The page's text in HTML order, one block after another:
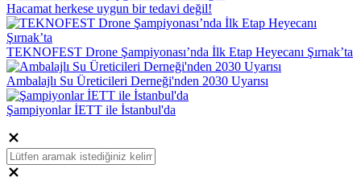
Hacamat herkese uygun bir tedavi değil!
TEKNOFEST Drone Şampiyonası’nda İlk Etap Heyecanı Şırnak’ta
Ambalajlı Su Üreticileri Derneği'nden 2030 Uyarısı
Şampiyonlar İETT ile İstanbul'da